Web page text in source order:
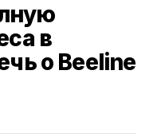
в
о Beeline